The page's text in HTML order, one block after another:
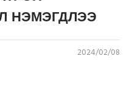
НЭМЭГДЛЭЭ
2024/02/08